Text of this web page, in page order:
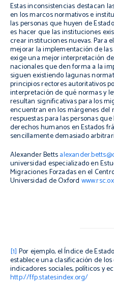
Estas inconsistencias destacan
en los marcos normativos e
las personas que huyen de
es hacer que las instituciones
crear instituciones nuevas. Para
mejorar la implementación de
exige una mejor interpretación
nacionales que den forma a la
siguen existiendo lagunas
principios rectores autoritativos
interpretación de qué normas y
resultan significativas para los
encuentran en los márgenes del
respuestas para las personas
derechos humanos en Estados
sencillamente demasiado
Alexander Betts
universidad especializado en
Migraciones Forzadas en el
Universidad de Oxford
[1] Por ejemplo, el Índice de
establece una clasificación de
indicadores sociales, políticos y
http://ffp.statesindex.org/